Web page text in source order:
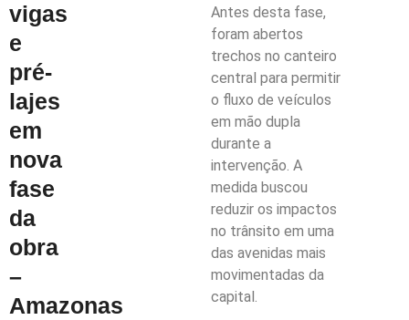
vigas
e
pré-
lajes
em
nova
fase
da
obra
–
Amazonas
Antes desta fase,
foram abertos
trechos no canteiro
central para permitir
o fluxo de veículos
em mão dupla
durante a
intervenção. A
medida buscou
reduzir os impactos
no trânsito em uma
das avenidas mais
movimentadas da
capital.